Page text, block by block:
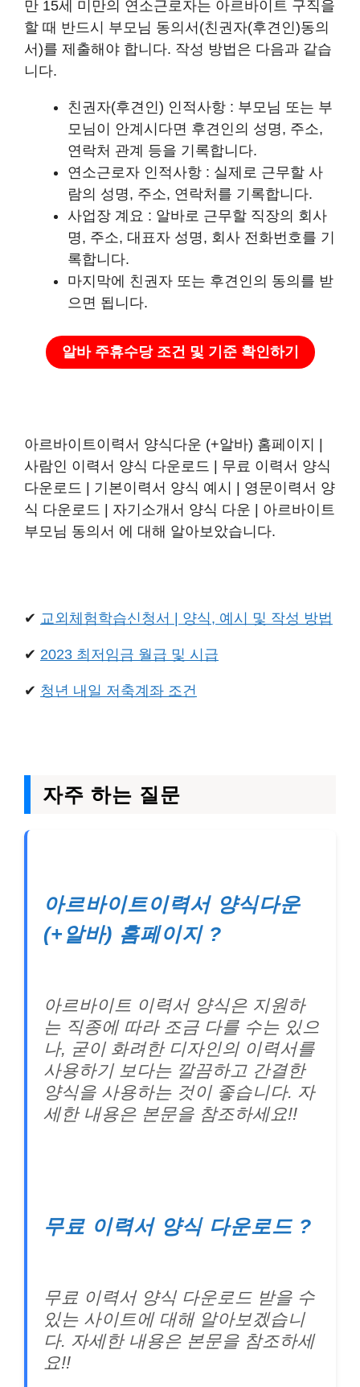
만 15세 미만의 연소근로자는 아르바이트 구직을
할 때 반드시 부모님 동의서(친권자(후견인)동의
서)를 제출해야 합니다. 작성 방법은 다음과 같습
니다.
친권자(후견인) 인적사항 : 부모님 또는 부
모님이 안계시다면 후견인의 성명, 주소,
연락처 관계 등을 기록합니다.
연소근로자 인적사항 : 실제로 근무할 사
람의 성명, 주소, 연락처를 기록합니다.
사업장 계요 : 알바로 근무할 직장의 회사
명, 주소, 대표자 성명, 회사 전화번호를 기
록합니다.
마지막에 친권자 또는 후견인의 동의를 받
으면 됩니다.
알바 주휴수당 조건 및 기준 확인하기
아르바이트이력서 양식다운 (+알바) 홈페이지 |
사람인 이력서 양식 다운로드 | 무료 이력서 양식
다운로드 | 기본이력서 양식 예시 | 영문이력서 양
식 다운로드 | 자기소개서 양식 다운 | 아르바이트
부모님 동의서 에 대해 알아보았습니다.
✔ 교외체험학습신청서 | 양식, 예시 및 작성 방법
✔ 2023 최저임금 월급 및 시급
✔ 청년 내일 저축계좌 조건
자주 하는 질문
아르바이트이력서 양식다운
(+알바) 홈페이지 ?
아르바이트 이력서 양식은 지원하
는 직종에 따라 조금 다를 수는 있으
나, 굳이 화려한 디자인의 이력서를
사용하기 보다는 깔끔하고 간결한
양식을 사용하는 것이 좋습니다. 자
세한 내용은 본문을 참조하세요!!
무료 이력서 양식 다운로드 ?
무료 이력서 양식 다운로드 받을 수
있는 사이트에 대해 알아보겠습니
다. 자세한 내용은 본문을 참조하세
요!!